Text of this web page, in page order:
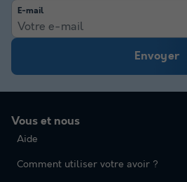
E-mail
Envoyer
Vous et nous
Aide
Comment utiliser votre avoir ?